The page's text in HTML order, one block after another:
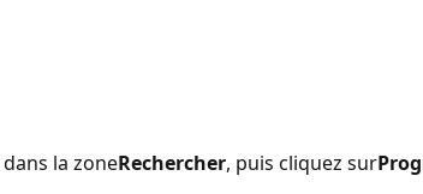
dans la zoneRechercher, puis cliquez sur